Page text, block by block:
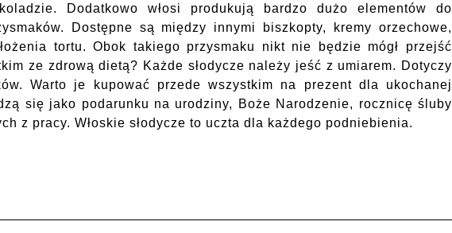
Dodatkowo włosi produkują bardzo dużo elementów do
Dostępne są między innymi biszkopty, kremy orzechowe,
tortu. Obok takiego przysmaku nikt nie będzie mógł przejść
ze zdrową dietą? Każde słodycze należy jeść z umiarem. Dotyczy
Warto je kupować przede wszystkim na prezent dla ukochanej
się jako podarunku na urodziny, Boże Narodzenie, rocznicę śluby
z pracy. Włoskie słodycze to uczta dla każdego podniebienia.